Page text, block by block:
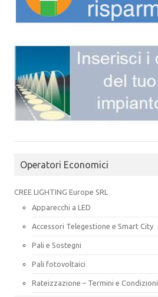
Operatori Economici
CREE LIGHTING Europe SRL
Apparecchi a LED
Accessori Telegestione e Smart City
Pali e Sostegni
Pali fotovoltaici
Rateizzazione – Termini e Condizioni